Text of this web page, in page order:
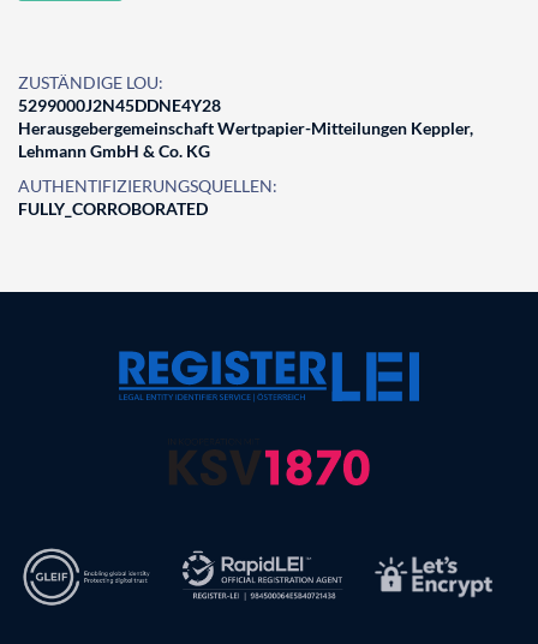
ZUSTÄNDIGE LOU:
5299000J2N45DDNE4Y28
Herausgebergemeinschaft Wertpapier-Mitteilungen Keppler,
Lehmann GmbH & Co. KG
AUTHENTIFIZIERUNGSQUELLEN:
FULLY_CORROBORATED